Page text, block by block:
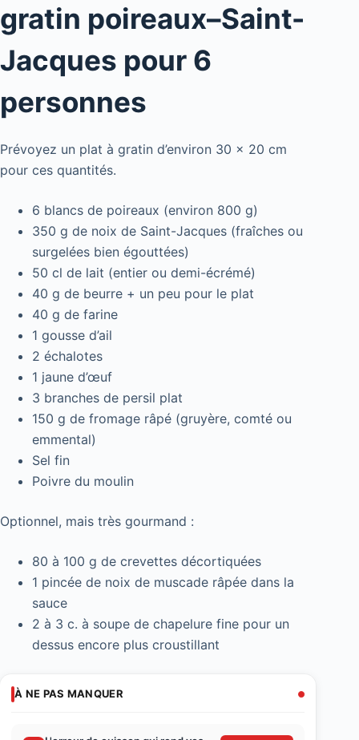
gratin poireaux–Saint-
Jacques pour 6
personnes
Prévoyez un plat à gratin d’environ 30 x 20 cm
pour ces quantités.
6 blancs de poireaux (environ 800 g)
350 g de noix de Saint-Jacques (fraîches ou
surgelées bien égouttées)
50 cl de lait (entier ou demi-écrémé)
40 g de beurre + un peu pour le plat
40 g de farine
1 gousse d’ail
2 échalotes
1 jaune d’œuf
3 branches de persil plat
150 g de fromage râpé (gruyère, comté ou
emmental)
Sel fin
Poivre du moulin
Optionnel, mais très gourmand :
80 à 100 g de crevettes décortiquées
1 pincée de noix de muscade râpée dans la
sauce
2 à 3 c. à soupe de chapelure fine pour un
dessus encore plus croustillant
À NE PAS MANQUER